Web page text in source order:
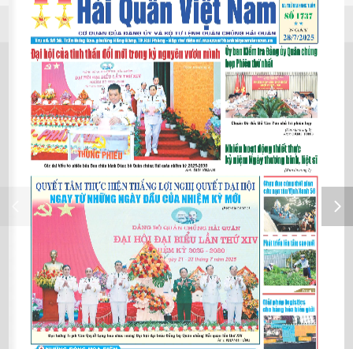
Báo in Hải quân số 1780
25/05/2026